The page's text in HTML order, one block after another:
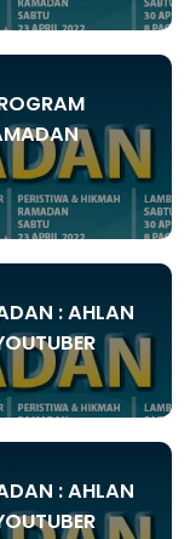
: AHLAN
: AHLAN